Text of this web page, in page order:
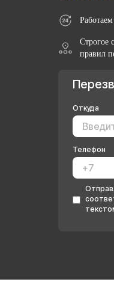
Строгое
правил
Откуда
Телефон